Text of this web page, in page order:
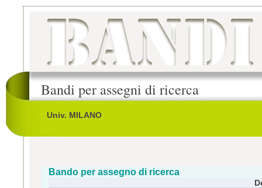
Bandi per assegni di ricerca
Univ. MILANO
Bando per assegno di ricerca